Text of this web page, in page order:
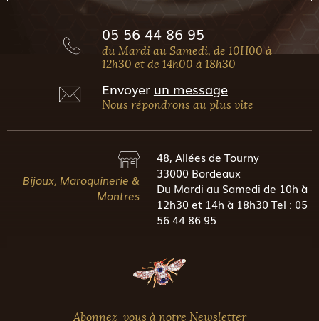
05 56 44 86 95
du Mardi au Samedi, de 10H00 à
12h30 et de 14h00 à 18h30
Envoyer un message
Nous répondrons au plus vite
Bijoux, Maroquinerie &
Montres
48, Allées de Tourny
33000 Bordeaux
Du Mardi au Samedi de 10h à
12h30 et 14h à 18h30 Tel : 05
56 44 86 95
Abonnez-vous à notre Newsletter